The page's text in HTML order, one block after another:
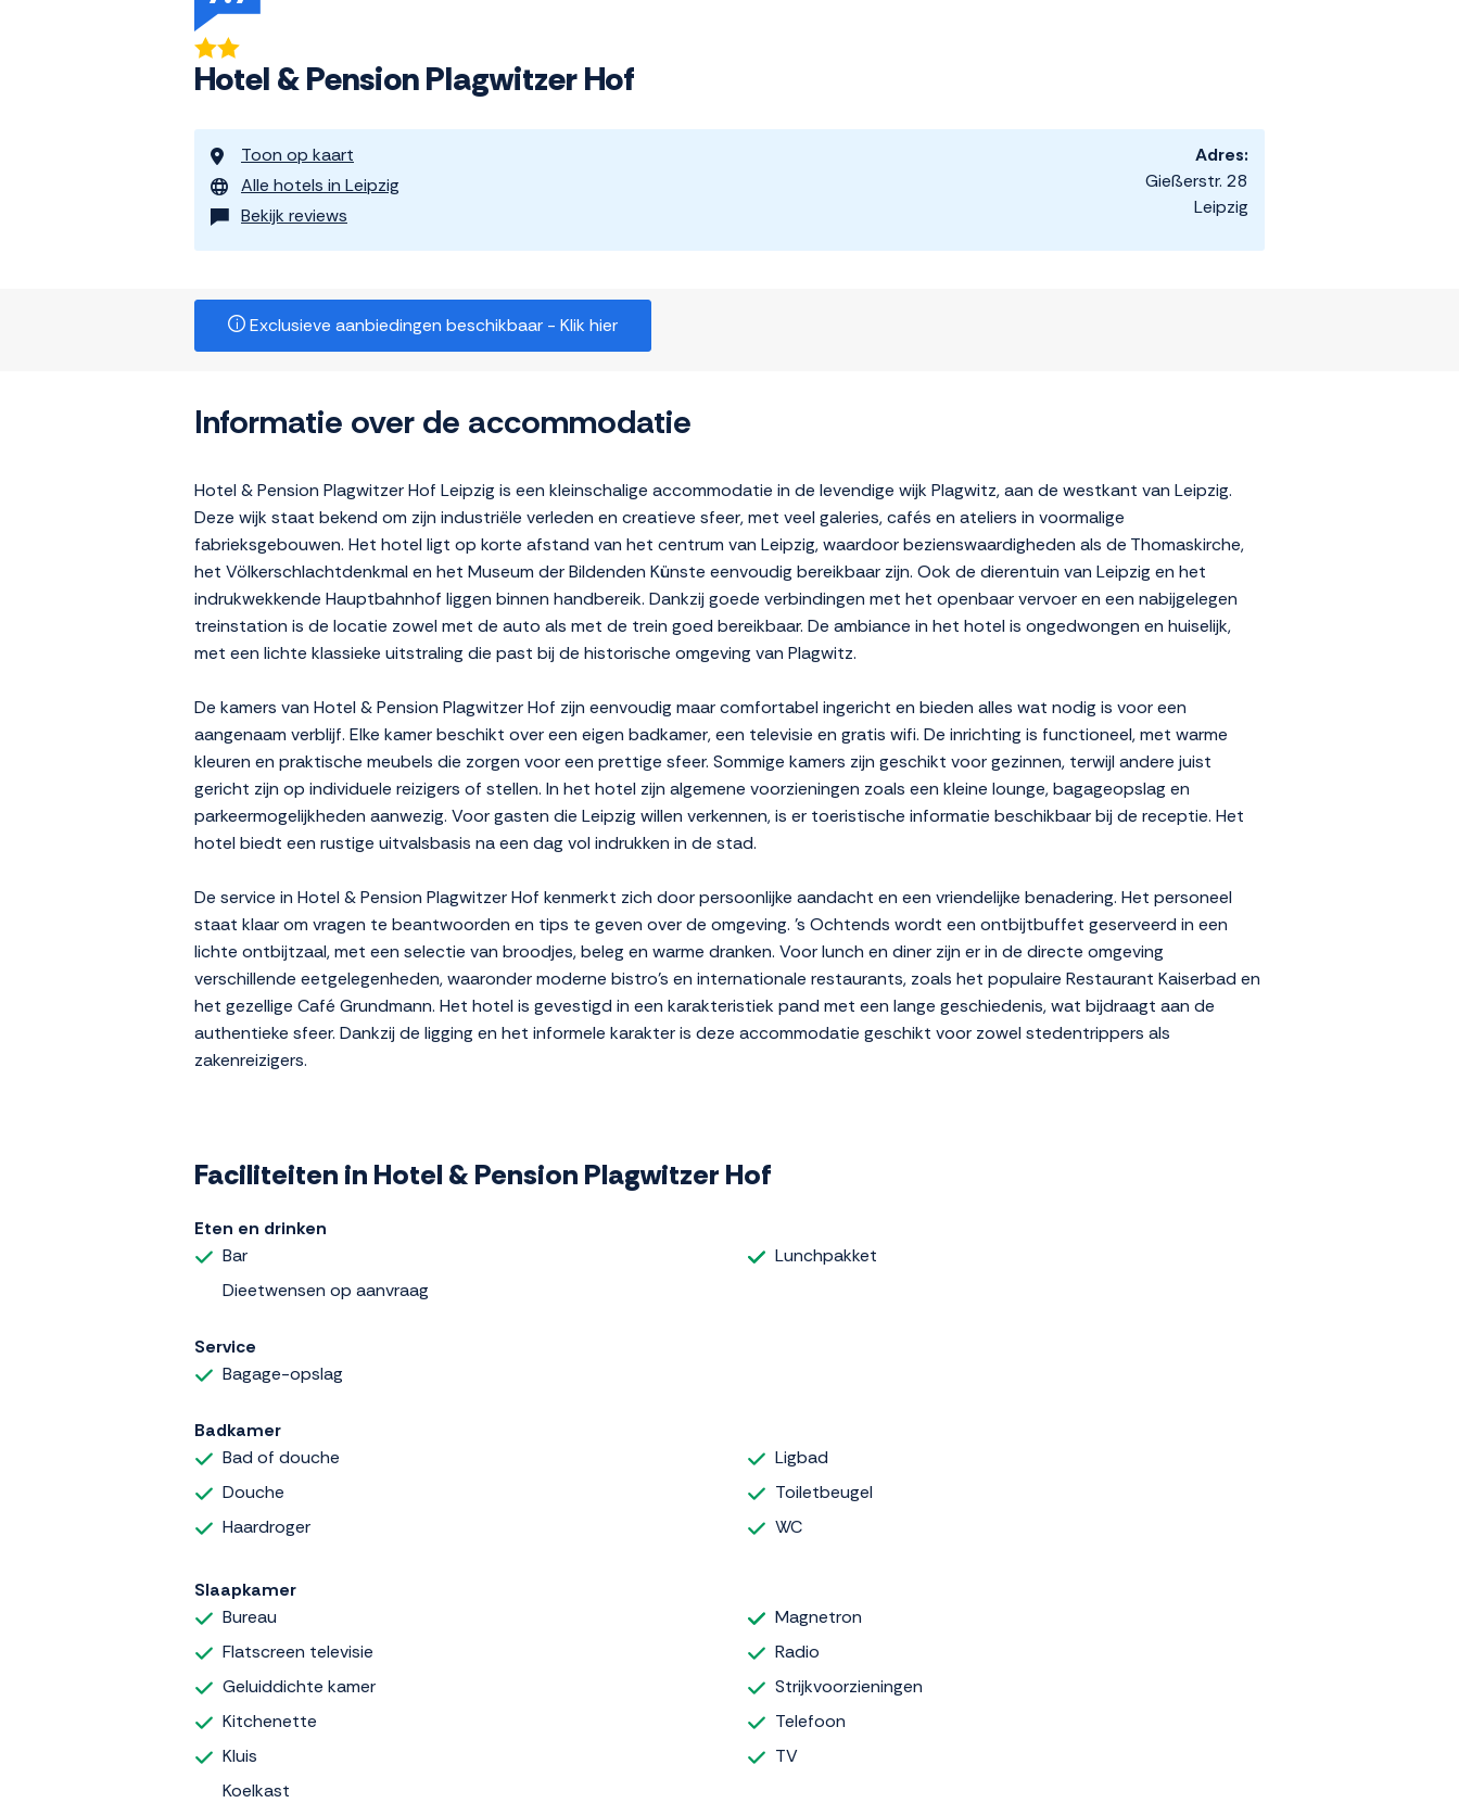
Hotel & Pension Plagwitzer Hof
Toon op kaart
Alle hotels in Leipzig
Bekijk reviews
Adres:
Gießerstr. 28
Leipzig
Exclusieve aanbiedingen beschikbaar - Klik hier
Informatie over de accommodatie
Hotel & Pension Plagwitzer Hof Leipzig is een kleinschalige accommodatie in de levendige wijk Plagwitz, aan de westkant van Leipzig.
Deze wijk staat bekend om zijn industriële verleden en creatieve sfeer, met veel galeries, cafés en ateliers in voormalige
fabrieksgebouwen. Het hotel ligt op korte afstand van het centrum van Leipzig, waardoor bezienswaardigheden als de Thomaskirche,
het Völkerschlachtdenkmal en het Museum der Bildenden Künste eenvoudig bereikbaar zijn. Ook de dierentuin van Leipzig en het
indrukwekkende Hauptbahnhof liggen binnen handbereik. Dankzij goede verbindingen met het openbaar vervoer en een nabijgelegen
treinstation is de locatie zowel met de auto als met de trein goed bereikbaar. De ambiance in het hotel is ongedwongen en huiselijk,
met een lichte klassieke uitstraling die past bij de historische omgeving van Plagwitz.
De kamers van Hotel & Pension Plagwitzer Hof zijn eenvoudig maar comfortabel ingericht en bieden alles wat nodig is voor een
aangenaam verblijf. Elke kamer beschikt over een eigen badkamer, een televisie en gratis wifi. De inrichting is functioneel, met warme
kleuren en praktische meubels die zorgen voor een prettige sfeer. Sommige kamers zijn geschikt voor gezinnen, terwijl andere juist
gericht zijn op individuele reizigers of stellen. In het hotel zijn algemene voorzieningen zoals een kleine lounge, bagageopslag en
parkeermogelijkheden aanwezig. Voor gasten die Leipzig willen verkennen, is er toeristische informatie beschikbaar bij de receptie. Het
hotel biedt een rustige uitvalsbasis na een dag vol indrukken in de stad.
De service in Hotel & Pension Plagwitzer Hof kenmerkt zich door persoonlijke aandacht en een vriendelijke benadering. Het personeel
staat klaar om vragen te beantwoorden en tips te geven over de omgeving. 's Ochtends wordt een ontbijtbuffet geserveerd in een
lichte ontbijtzaal, met een selectie van broodjes, beleg en warme dranken. Voor lunch en diner zijn er in de directe omgeving
verschillende eetgelegenheden, waaronder moderne bistro's en internationale restaurants, zoals het populaire Restaurant Kaiserbad en
het gezellige Café Grundmann. Het hotel is gevestigd in een karakteristiek pand met een lange geschiedenis, wat bijdraagt aan de
authentieke sfeer. Dankzij de ligging en het informele karakter is deze accommodatie geschikt voor zowel stedentrippers als
zakenreizigers.
Faciliteiten in Hotel & Pension Plagwitzer Hof
Eten en drinken
Bar
Dieetwensen op aanvraag
Lunchpakket
Service
Bagage-opslag
Badkamer
Bad of douche
Douche
Haardroger
Ligbad
Toiletbeugel
WC
Slaapkamer
Bureau
Flatscreen televisie
Geluiddichte kamer
Kitchenette
Kluis
Koelkast
Magnetron
Radio
Strijkvoorzieningen
Telefoon
TV